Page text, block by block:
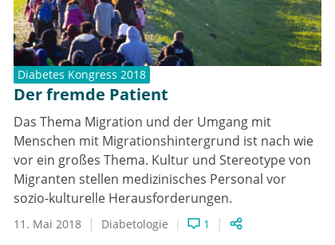
Diabetes Kongress 2018
Der fremde Patient
Das Thema Migration und der Umgang mit
Menschen mit Migrationshintergrund ist nach wie
vor ein großes Thema. Kultur und Stereotype von
Migranten stellen medizinisches Personal vor
sozio-kulturelle Herausforderungen.
11. Mai 2018 Diabetologie 1